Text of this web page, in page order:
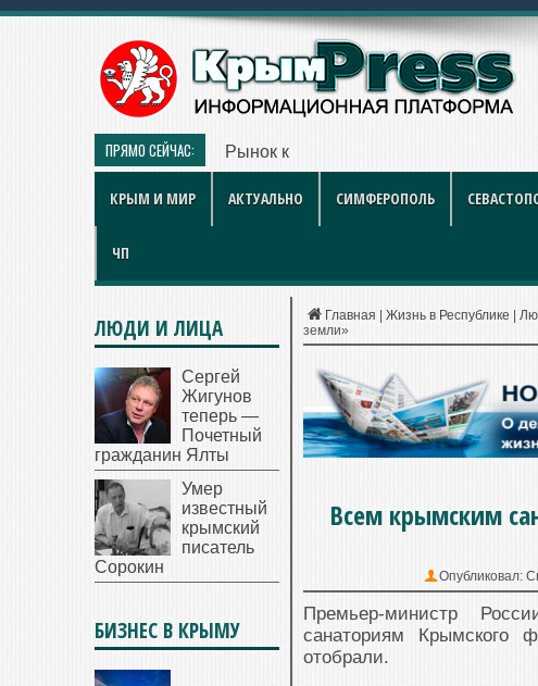
ПРЯМО СЕЙЧАС: Рынок квартир Энгельса в 2026 году:
КРЫМ И МИР АКТУАЛЬНО СИМФЕРОПОЛЬ
ЧП
Главная Жизнь в Республике
земли»
Всем крымским
Опубликовал:
Премьер-министр
санаториям Крымского
отобрали.
ЛЮДИ И ЛИЦА
Сергей
Жигунов
теперь —
Почетный
гражданин Ялты
Умер
известный
крымский
писатель
Сорокин
БИЗНЕС В КРЫМУ